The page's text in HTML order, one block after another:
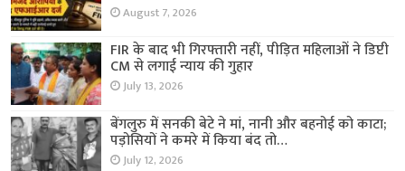
August 7, 2026
FIR के बाद भी गिरफ्तारी नहीं, पीड़ित महिलाओं ने डिप्टी
CM से लगाई न्याय की गुहार
July 13, 2026
बेंगलुरु में सनकी बेटे ने मां, नानी और बहनोई को काटा;
पड़ोसियों ने कमरे में किया बंद तो…
July 12, 2026